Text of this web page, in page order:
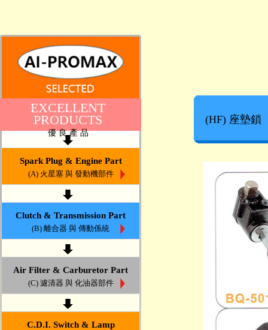
EXCELLENT
PRODUCTS
優 良 產 品
Spark Plug & Engine Part
(A) 火星塞 與 發動機部件
Clutch & Transmission Part
(B) 離合器 與 傳動係統
Air Filter & Carburetor Part
(C) 濾清器 與 化油器部件
C.D.I. Switch & Lamp
(HF) 座墊鎖